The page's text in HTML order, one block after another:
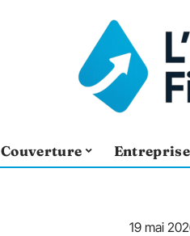
Couverture Entreprise
19 mai